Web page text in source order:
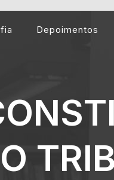
Depoimentos